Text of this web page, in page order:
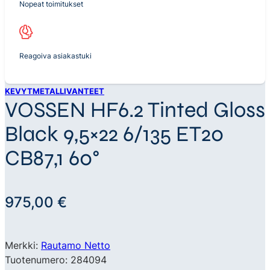
Nopeat toimitukset
Reagoiva asiakastuki
KEVYTMETALLIVANTEET
VOSSEN HF6.2 Tinted Gloss
Black 9,5×22 6/135 ET20
CB87,1 60°
975,00 €
Merkki: Rautamo Netto
Tuotenumero: 284094